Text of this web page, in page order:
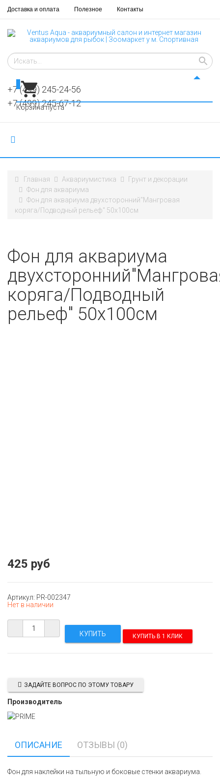
Доставка и оплата Полезное Контакты
+7 (499) 245-24-56
+7 (499) 245-67-12
Корзина пуста
Главная Аквариумистика
Грунт и декорации
​​Фон для аквариума
Фон для аквариума двухсторонний"Мангровая
коряга/Подводный рельеф" 50х100см
Фон для аквариума
коряга/Подводный
рельеф" 50х100см
425 руб
Артикул: PR-002347
Нет в наличии
КУПИТЬ В 1 КЛИК
ЗАДАЙТЕ ВОПРОС ПО ЭТОМУ ТОВАРУ
Производитель
ОПИСАНИЕ ОТЗЫВЫ (0)
Фон для наклейки на тыльную и боковые стенки аквариума.